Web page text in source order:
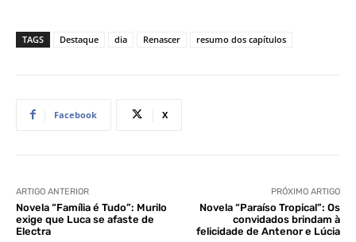
TAGS Destaque dia Renascer resumo dos capítulos
Facebook X
ARTIGO ANTERIOR
Novela “Família é Tudo”: Murilo
exige que Luca se afaste de
Electra
PRÓXIMO ARTIGO
Novela “Paraíso Tropical”: Os
convidados brindam à
felicidade de Antenor e Lúcia